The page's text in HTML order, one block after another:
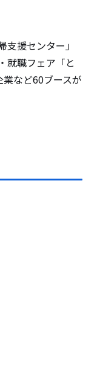
援センター」
就職フェア「と
など60ブースが